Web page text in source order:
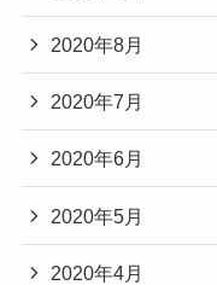
2020年8月
2020年7月
2020年6月
2020年5月
2020年4月